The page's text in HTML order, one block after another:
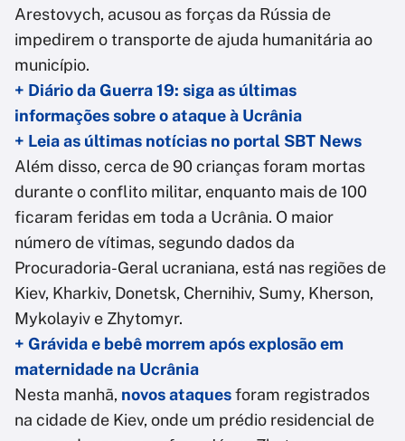
Arestovych, acusou as forças da Rússia de
impedirem o transporte de ajuda humanitária ao
município.
+ Diário da Guerra 19: siga as últimas
informações sobre o ataque à Ucrânia
+ Leia as últimas notícias no portal SBT News
Além disso, cerca de 90 crianças foram mortas
durante o conflito militar, enquanto mais de 100
ficaram feridas em toda a Ucrânia. O maior
número de vítimas, segundo dados da
Procuradoria-Geral ucraniana, está nas regiões de
Kiev, Kharkiv, Donetsk, Chernihiv, Sumy, Kherson,
Mykolayiv e Zhytomyr.
+ Grávida e bebê morrem após explosão em
maternidade na Ucrânia
Nesta manhã, novos ataquesforam registrados
na cidade de Kiev, onde um prédio residencial de